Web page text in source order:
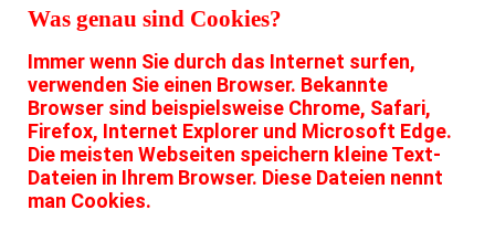
Was genau sind Cookies?
Immer wenn Sie durch das Internet surfen,
verwenden Sie einen Browser. Bekannte
Browser sind beispielsweise Chrome, Safari,
Firefox, Internet Explorer und Microsoft Edge.
Die meisten Webseiten speichern kleine Text-
Dateien in Ihrem Browser. Diese Dateien nennt
man Cookies.